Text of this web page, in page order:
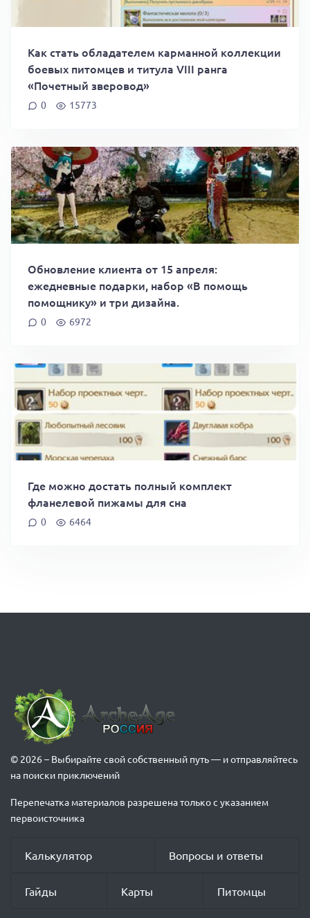
Как стать обладателем карманной коллекции
боевых питомцев и титула VIII ранга
«Почетный зверовод»
0 15773
Обновление клиента от 15 апреля:
ежедневные подарки, набор «В помощь
помощнику» и три дизайна.
0 6972
Где можно достать полный комплект
фланелевой пижамы для сна
0 6464
© 2026 – Выбирайте свой собственный путь — и отправляйтесь
на поиски приключений
Перепечатка материалов разрешена только с указанием
первоисточника
Калькулятор Вопросы и ответы
Гайды Карты Питомцы